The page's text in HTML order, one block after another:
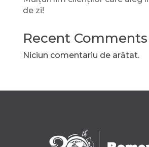
de zi!
Recent Comments
Niciun comentariu de arătat.